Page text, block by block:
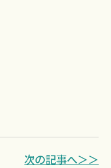
次の記事へ＞＞